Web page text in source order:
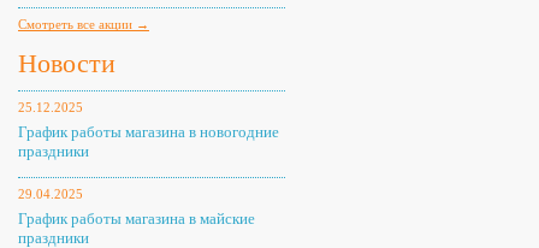
Смотреть все акции →
Новости
25.12.2025
График работы магазина в новогодние
праздники
29.04.2025
График работы магазина в майские
праздники